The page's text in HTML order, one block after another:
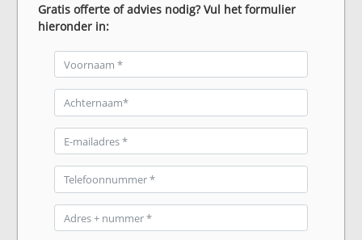
Gratis offerte of advies nodig? Vul het formulier
hieronder in: